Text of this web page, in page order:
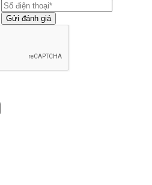
Gửi đánh giá